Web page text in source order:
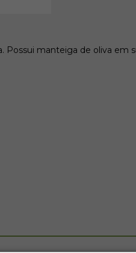
manteiga de oliva em